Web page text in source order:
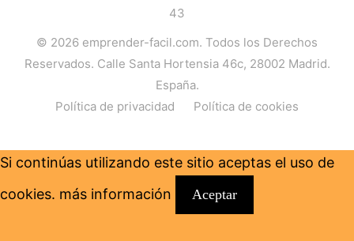
43
© 2026 emprender-facil.com. Todos los Derechos
Reservados. Calle Santa Hortensia 46c, 28002 Madrid.
España.
Política de privacidad
Política de cookies
Si continúas utilizando este sitio aceptas el uso de
cookies. más información Aceptar